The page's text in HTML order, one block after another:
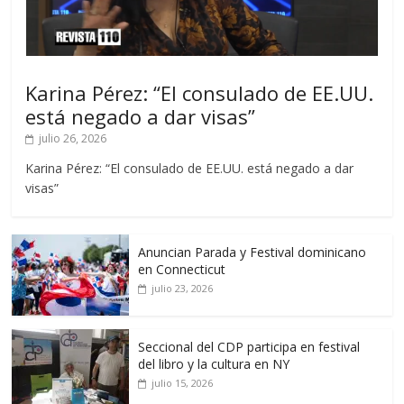
Karina Pérez: “El consulado de EE.UU.
está negado a dar visas”
julio 26, 2026
Karina Pérez: “El consulado de EE.UU. está negado a dar
visas”
Anuncian Parada y Festival dominicano
en Connecticut
julio 23, 2026
Seccional del CDP participa en festival
del libro y la cultura en NY
julio 15, 2026